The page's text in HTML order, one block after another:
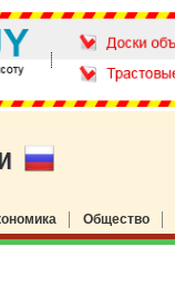
Общество